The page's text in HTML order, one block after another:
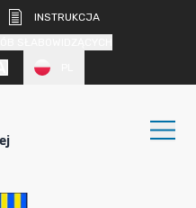
INSTRUKCJA